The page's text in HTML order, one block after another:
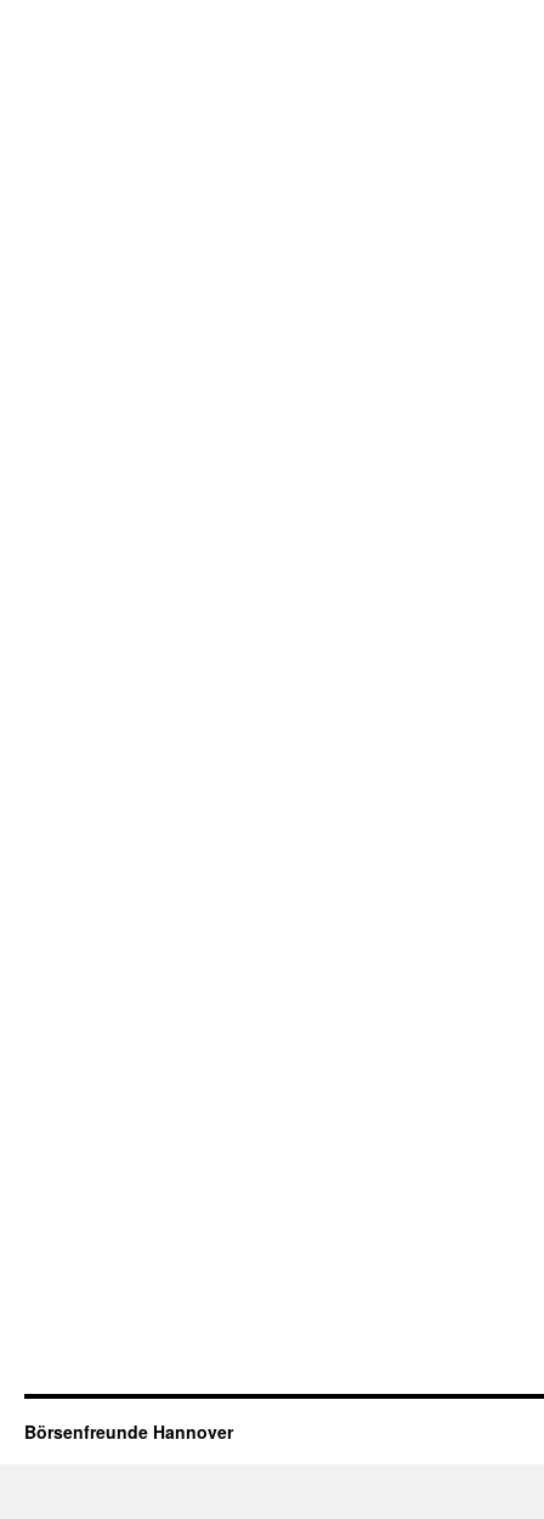
Börsenfreunde Hannover